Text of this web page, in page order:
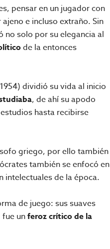
pensar en un jugador con
e incluso extraño. Sin
no solo por su elegancia al
de la entonces
dividió su vida al inicio
, de ahí su apodo
hasta recibirse
griego, por ello también
también se enfocó en
intelectuales de la época.
de juego: sus suaves
unferoz críticode la